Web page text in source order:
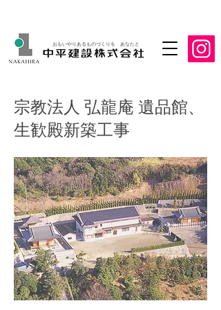
おもいやりあるものづくりを あなたと
宗教法人 弘龍庵 遺品館、
生歓殿新築工事